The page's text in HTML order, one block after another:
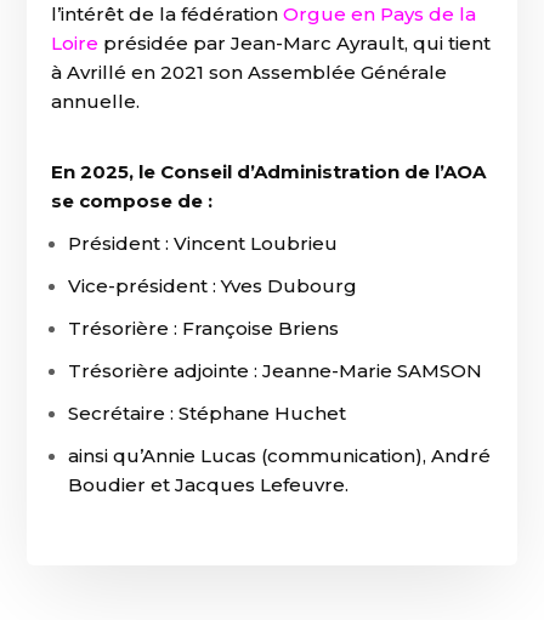
l’intérêt de la fédérationOrgue en Pays de la
Loire présidée par Jean-Marc Ayrault, qui tient
à Avrillé en 2021 son Assemblée Générale
annuelle.
En 2025, le Conseil d’Administration de l’AOA
se compose de :
Président : Vincent Loubrieu
Vice-président : Yves Dubourg
Trésorière : Françoise Briens
Trésorière adjointe : Jeanne-Marie SAMSON
Secrétaire : Stéphane Huchet
ainsi qu’Annie Lucas (communication), André
Boudier et Jacques Lefeuvre.